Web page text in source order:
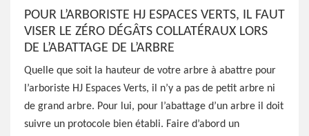
POUR L’ARBORISTE HJ ESPACES VERTS, IL FAUT
VISER LE ZÉRO DÉGÂTS COLLATÉRAUX LORS
DE L’ABATTAGE DE L’ARBRE
Quelle que soit la hauteur de votre arbre à abattre pour
l’arboriste HJ Espaces Verts, il n’y a pas de petit arbre ni
de grand arbre. Pour lui, pour l’abattage d’un arbre il doit
suivre un protocole bien établi. Faire d’abord un